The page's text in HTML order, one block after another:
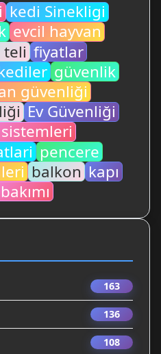
kedi Sinekligi
evcil hayvan
teli fiyatlar
güvenlik
güvenliği
Ev Güvenliği
pencere
balkon kapı
163
136
108